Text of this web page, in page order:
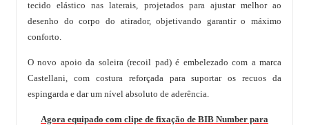
tecido elástico nas laterais, projetados para ajustar melhor ao
desenho do corpo do atirador, objetivando garantir o máximo
conforto.
O novo apoio da soleira (recoil pad) é embelezado com a marca
Castellani, com costura reforçada para suportar os recuos da
espingarda e dar um nível absoluto de aderência.
Agora equipado com clipe de fixação de BIB Number para